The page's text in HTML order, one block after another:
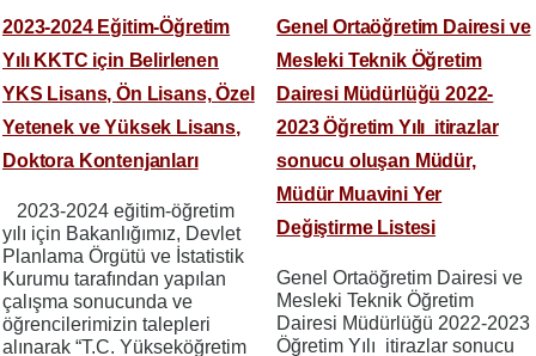
2023-2024 Eğitim-Öğretim
Yılı KKTC için Belirlenen
YKS Lisans, Ön Lisans, Özel
Yetenek ve Yüksek Lisans,
Doktora Kontenjanları
2023-2024 eğitim-öğretim
yılı için Bakanlığımız, Devlet
Planlama Örgütü ve İstatistik
Kurumu tarafından yapılan
çalışma sonucunda ve
öğrencilerimizin talepleri
alınarak “T.C. Yükseköğretim
Genel Ortaöğretim Dairesi ve
Mesleki Teknik Öğretim
Dairesi Müdürlüğü 2022-
2023 Öğretim Yılı itirazlar
sonucu oluşan Müdür,
Müdür Muavini Yer
Değiştirme Listesi
Genel Ortaöğretim Dairesi ve
Mesleki Teknik Öğretim
Dairesi Müdürlüğü 2022-2023
Öğretim Yılı itirazlar sonucu